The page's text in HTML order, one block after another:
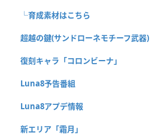
└育成素材はこちら
超越の鍵(サンドローネモチーフ武器)
復刻キャラ「コロンビーナ」
Luna8予告番組
Luna8アプデ情報
新エリア「霜月」